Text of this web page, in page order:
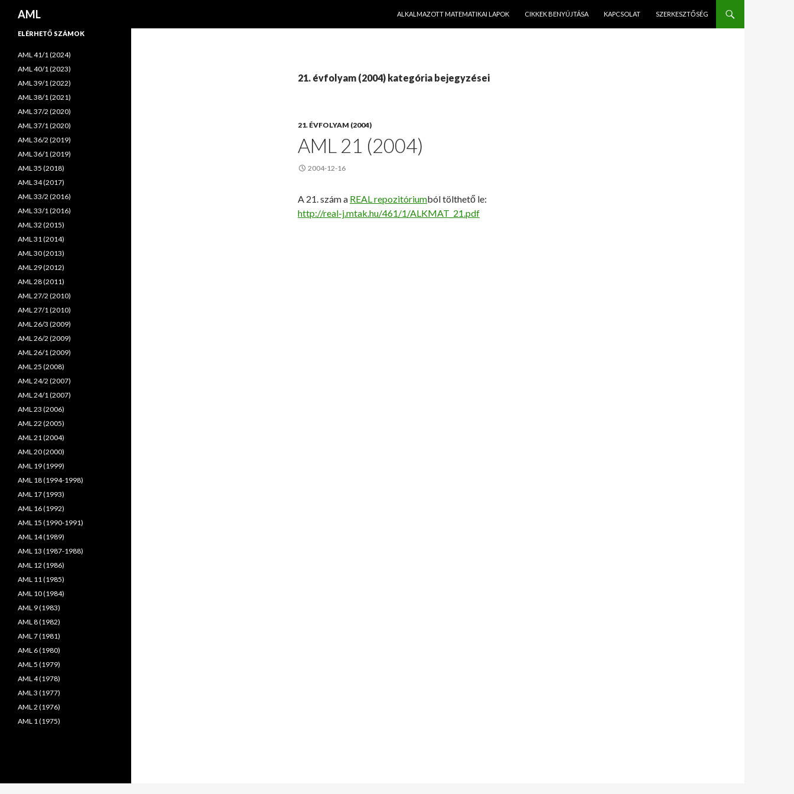
AML
ALKALMAZOTT MATEMATIKAI LAPOK
CIKKEK BENYÚJTÁSA KAPCSOLAT SZERKESZTŐSÉG
21. évfolyam (2004) kategória bejegyzései
21. ÉVFOLYAM (2004)
AML 21 (2004)
2004-12-16
A 21. szám a REAL repozitóriumból tölthető le:
http://real-j.mtak.hu/461/1/ALKMAT_21.pdf
ELÉRHETŐ SZÁMOK
AML 41/1 (2024)
AML 40/1 (2023)
AML 39/1 (2022)
AML 38/1 (2021)
AML 37/2 (2020)
AML 37/1 (2020)
AML 36/2 (2019)
AML 36/1 (2019)
AML 35 (2018)
AML 34 (2017)
AML 33/2 (2016)
AML 33/1 (2016)
AML 32 (2015)
AML 31 (2014)
AML 30 (2013)
AML 29 (2012)
AML 28 (2011)
AML 27/2 (2010)
AML 27/1 (2010)
AML 26/3 (2009)
AML 26/2 (2009)
AML 26/1 (2009)
AML 25 (2008)
AML 24/2 (2007)
AML 24/1 (2007)
AML 23 (2006)
AML 22 (2005)
AML 21 (2004)
AML 20 (2000)
AML 19 (1999)
AML 18 (1994-1998)
AML 17 (1993)
AML 16 (1992)
AML 15 (1990-1991)
AML 14 (1989)
AML 13 (1987-1988)
AML 12 (1986)
AML 11 (1985)
AML 10 (1984)
AML 9 (1983)
AML 8 (1982)
AML 7 (1981)
AML 6 (1980)
AML 5 (1979)
AML 4 (1978)
AML 3 (1977)
AML 2 (1976)
AML 1 (1975)